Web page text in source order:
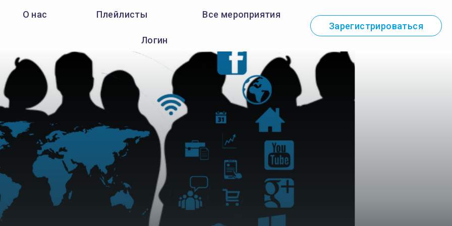
О нас Плейлисты Все мероприятия
Логин
Зарегистрироваться